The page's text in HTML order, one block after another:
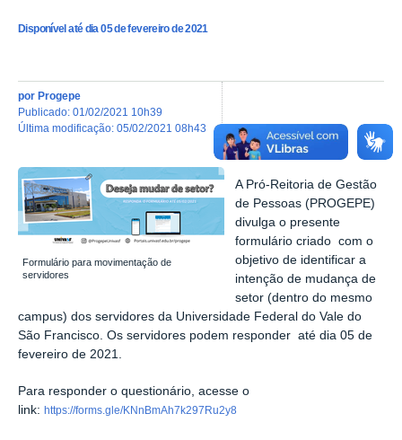
Disponível até dia 05 de fevereiro de 2021
por Progepe
publicado: 01/02/2021 10h39
última modificação: 05/02/2021 08h43
Formulário para movimentação de
servidores
A Pró-Reitoria de Gestão
de Pessoas (PROGEPE)
divulga o presente
formulário criado com o
objetivo de identificar a
intenção de mudança de
setor (dentro do mesmo
campus) dos servidores da Universidade Federal do Vale do
São Francisco. Os servidores podem responder até dia 05 de
fevereiro de 2021.
Para responder o questionário, acesse o
link: https://forms.gle/KNnBmAh7k297Ru2y8